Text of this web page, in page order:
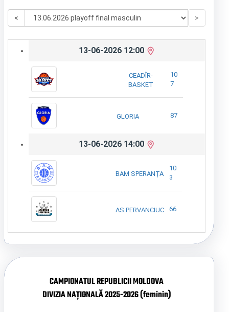
< >
13-06-2026 12:00
CEADÎR-
BASKET
10
7
GLORIA 87
13-06-2026 14:00
BAM SPERANȚA
10
3
AS PERVANCIUC 66
CAMPIONATUL REPUBLICII MOLDOVA
DIVIZIA NAȚIONALĂ 2025-2026 (feminin)